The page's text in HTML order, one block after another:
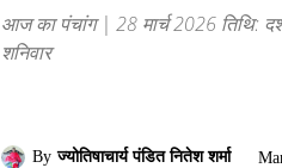
आज का पंचांग | 28 मार्च 2026 तिथि:
शनिवार
By ज्योतिषाचार्य पंडित नितेश शर्मा